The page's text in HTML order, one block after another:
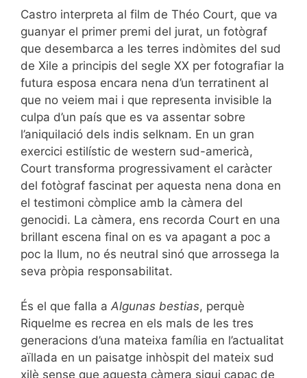
Castro interpreta al film de Théo Court, que va
guanyar el primer premi del jurat, un fotògraf
que desembarca a les terres indòmites del sud
de Xile a principis del segle XX per fotografiar la
futura esposa encara nena d’un terratinent al
que no veiem mai i que representa invisible la
culpa d’un país que es va assentar sobre
l’aniquilació dels indis selknam. En un gran
exercici estilístic de western sud-americà,
Court transforma progressivament el caràcter
del fotògraf fascinat per aquesta nena dona en
el testimoni còmplice amb la càmera del
genocidi. La càmera, ens recorda Court en una
brillant escena final on es va apagant a poc a
poc la llum, no és neutral sinó que arrossega la
seva pròpia responsabilitat.
És el que falla a Algunas bestias, perquè
Riquelme es recrea en els mals de les tres
generacions d’una mateixa família en l’actualitat
aïllada en un paisatge inhòspit del mateix sud
xilè sense que aquesta càmera sigui capaç de